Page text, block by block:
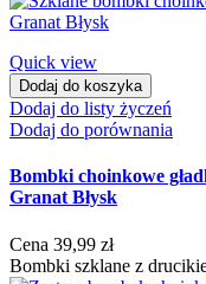
Quick view
Dodaj do koszyka
Dodaj do listy życzeń
Dodaj do porównania
Bombki choinkowe
Granat Błysk
Cena 39,99 zł
Bombki szklane z